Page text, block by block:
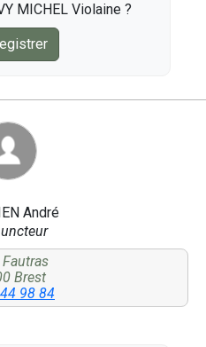
MICHEL Violaine ?
André
Brest
98 84